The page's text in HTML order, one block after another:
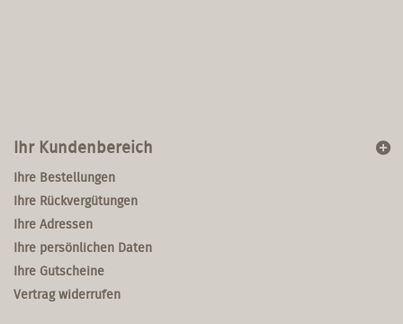
Ihr Kundenbereich
Ihre Bestellungen
Ihre Rückvergütungen
Ihre Adressen
Ihre persönlichen Daten
Ihre Gutscheine
Vertrag widerrufen